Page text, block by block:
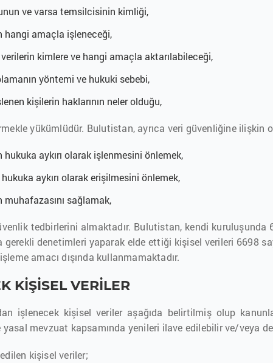
ve varsa temsilcisinin kimliği,
hangi amaçla işleneceği,
kimlere ve hangi amaçla aktarılabileceği,
yöntemi ve hukuki sebebi,
kişilerin haklarının neler olduğu,
yükümlüdür. Bulutistan, ayrıca veri güvenliğine ilişkin
hukuka aykırı olarak işlenmesini önlemek,
aykırı olarak erişilmesini önlemek,
muhafazasını sağlamak,
tedbirlerini almaktadır. Bulutistan, kendi kuruluşunda
gerekli denetimleri yaparak elde ettiği kişisel verileri 6698
amacı dışında kullanmamaktadır.
KİŞİSEL VERİLER
işlenecek kişisel veriler aşağıda belirtilmiş olup
mevzuat kapsamında yenileri ilave edilebilir ve/veya
kişisel veriler;